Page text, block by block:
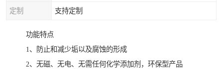
定制 支持定制
功能特点
1、防止和减少垢以及腐蚀的形成
2、无磁、无电、无需任何化学添加剂，环保型产品